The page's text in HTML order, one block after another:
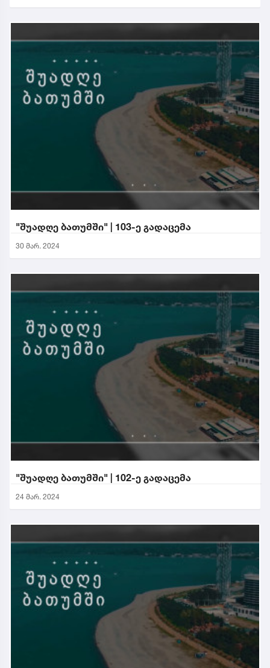
"შუადღე ბათუმში" | 103-ე გადაცემა
30 მარ. 2024
"შუადღე ბათუმში" | 102-ე გადაცემა
24 მარ. 2024